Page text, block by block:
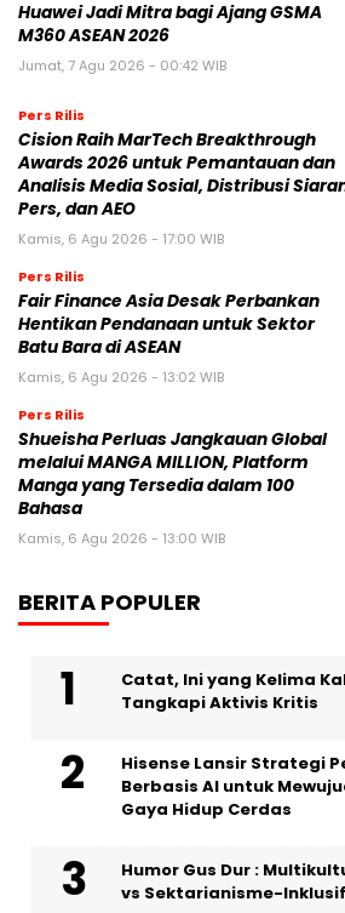
Huawei Jadi Mitra bagi Ajang GSMA
M360 ASEAN 2026
Jumat, 7 Agu 2026 - 00:42 WIB
Pers Rilis
Cision Raih MarTech Breakthrough
Awards 2026 untuk Pemantauan dan
Analisis Media Sosial, Distribusi
Pers, dan AEO
Kamis, 6 Agu 2026 - 17:00 WIB
Pers Rilis
Fair Finance Asia Desak Perbankan
Hentikan Pendanaan untuk Sektor
Batu Bara di ASEAN
Kamis, 6 Agu 2026 - 13:02 WIB
Pers Rilis
Shueisha Perluas Jangkauan Global
melalui MANGA MILLION, Platform
Manga yang Tersedia dalam 100
Bahasa
Kamis, 6 Agu 2026 - 13:00 WIB
BERITA POPULER
Catat, Ini yang Kelima
Tangkapi Aktivis Kritis
Hisense Lansir Strategi
Berbasis AI untuk
Gaya Hidup Cerdas
Humor Gus Dur :
vs Sektarianisme-Inklusif